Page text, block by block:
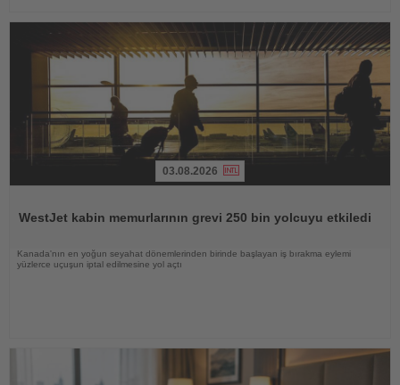
03.08.2026
WestJet kabin memurlarının grevi 250 bin yolcuyu etkiledi
Kanada'nın en yoğun seyahat dönemlerinden birinde başlayan iş bırakma eylemi
yüzlerce uçuşun iptal edilmesine yol açtı